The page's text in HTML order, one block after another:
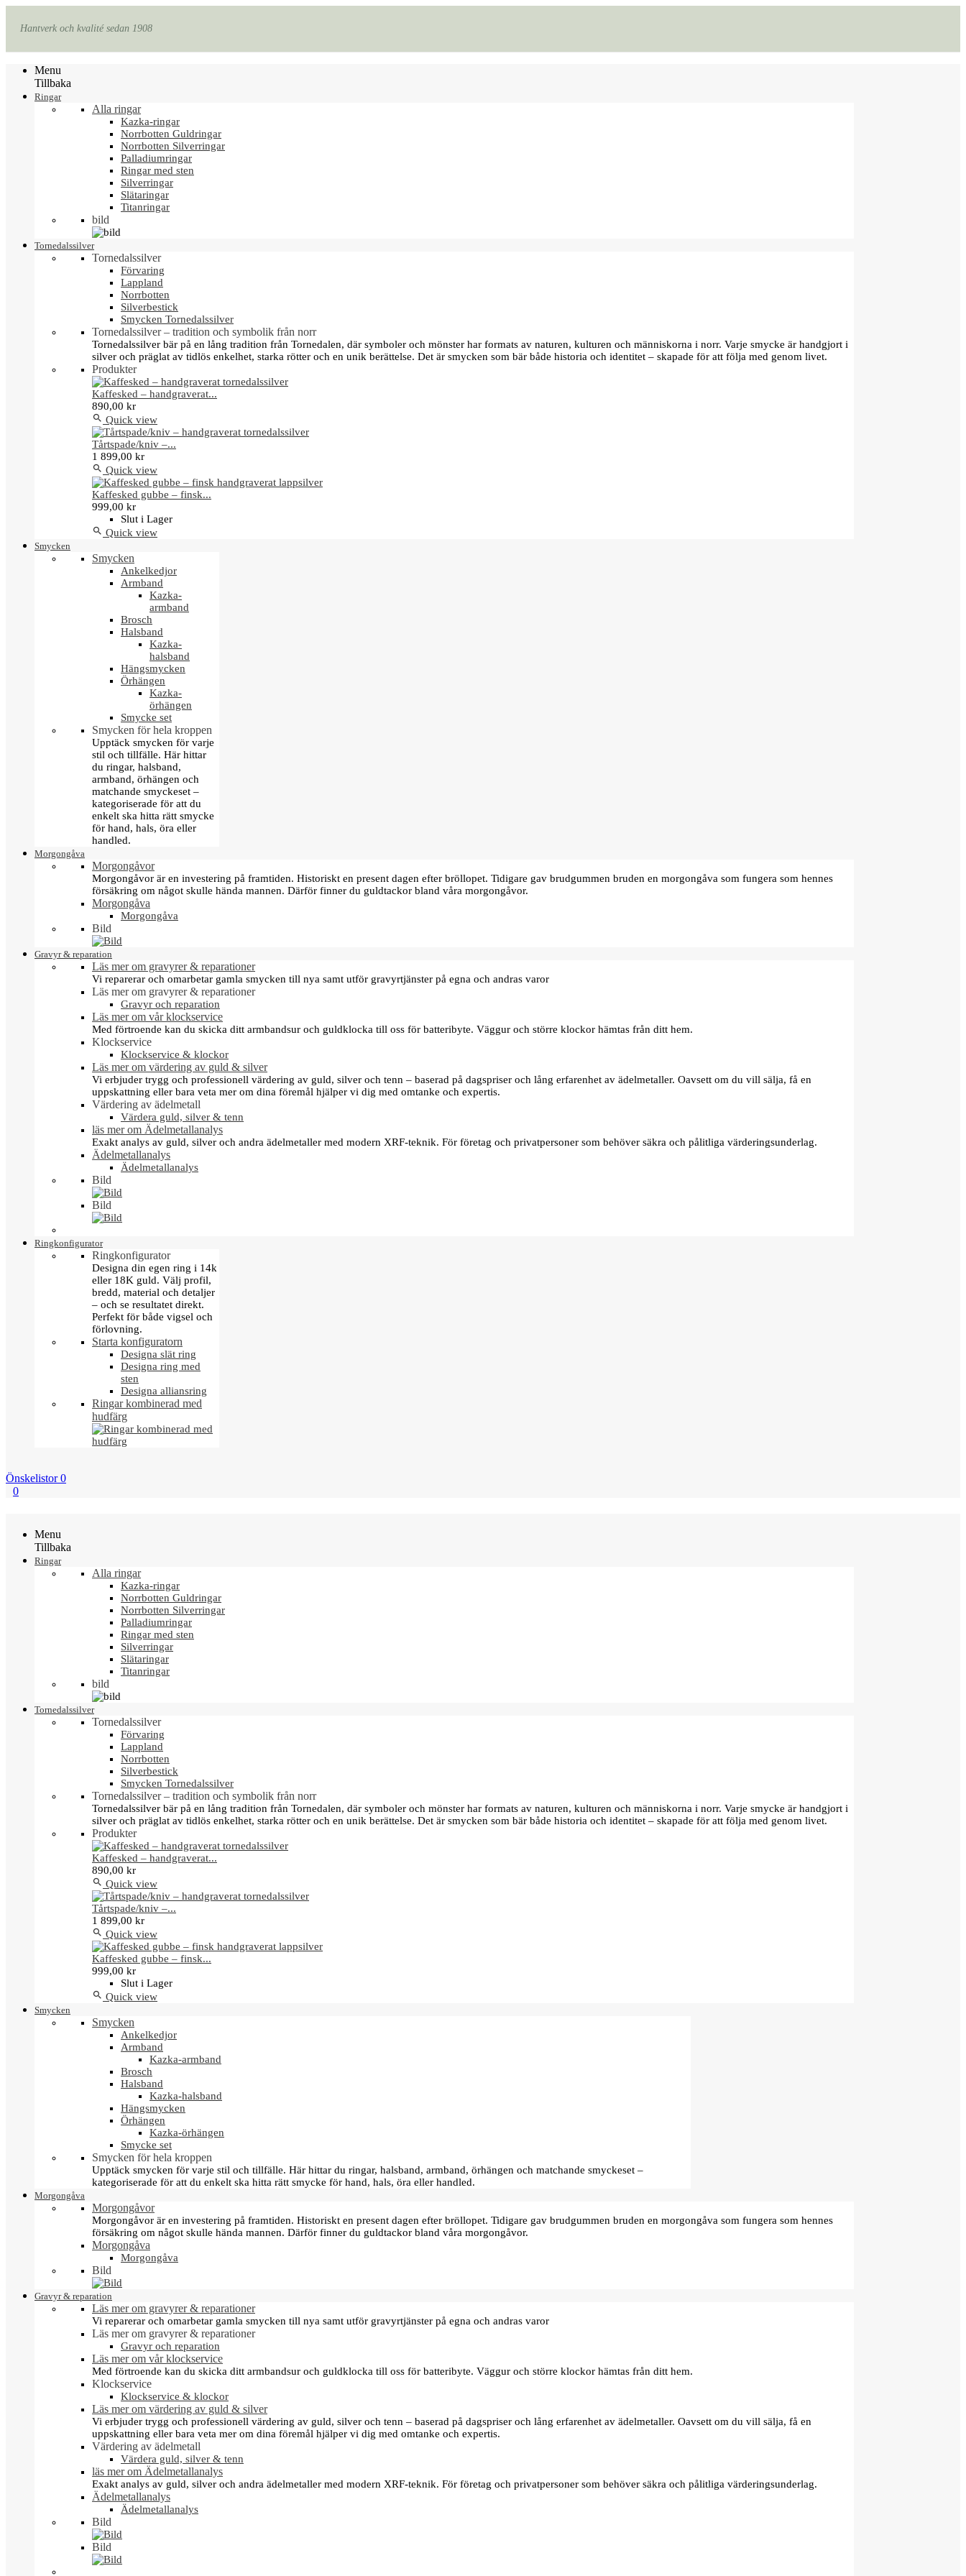
Hantverk och kvalité sedan 1908
Menu
Tillbaka
Ringar
Alla ringar
Kazka-ringar
Norrbotten Guldringar
Norrbotten Silverringar
Palladiumringar
Ringar med sten
Silverringar
Slätaringar
Titanringar
bild
Tornedalssilver
Tornedalssilver
Förvaring
Lappland
Norrbotten
Silverbestick
Smycken Tornedalssilver
Tornedalssilver – tradition och symbolik från norr
Tornedalssilver bär på en lång tradition från Tornedalen, där symboler och mönster har formats av naturen, kulturen och människorna i norr. Varje smycke är handgjort i
silver och präglat av tidlös enkelhet, starka rötter och en unik berättelse. Det är smycken som bär både historia och identitet – skapade för att följa med genom livet.
Produkter
Kaffesked – handgraverat...
890,00 kr
 Quick view
Tårtspade/kniv –...
1 899,00 kr
 Quick view
Kaffesked gubbe – finsk...
999,00 kr
Slut i Lager
 Quick view
Smycken
Smycken
Ankelkedjor
Armband
Kazka-
armband
Brosch
Halsband
Kazka-
halsband
Hängsmycken
Örhängen
Kazka-
örhängen
Smycke set
Smycken för hela kroppen
Upptäck smycken för varje
stil och tillfälle. Här hittar
du ringar, halsband,
armband, örhängen och
matchande smyckeset –
kategoriserade för att du
enkelt ska hitta rätt smycke
för hand, hals, öra eller
handled.
Morgongåva
Morgongåvor
Morgongåvor är en investering på framtiden. Historiskt en present dagen efter bröllopet. Tidigare gav brudgummen bruden en morgongåva som fungera som hennes
försäkring om något skulle hända mannen. Därför finner du guldtackor bland våra morgongåvor.
Morgongåva
Morgongåva
Bild
Gravyr & reparation
Läs mer om gravyrer & reparationer
Vi reparerar och omarbetar gamla smycken till nya samt utför gravyrtjänster på egna och andras varor
Läs mer om gravyrer & reparationer
Gravyr och reparation
Läs mer om vår klockservice
Med förtroende kan du skicka ditt armbandsur och guldklocka till oss för batteribyte. Väggur och större klockor hämtas från ditt hem.
Klockservice
Klockservice & klockor
Läs mer om värdering av guld & silver
Vi erbjuder trygg och professionell värdering av guld, silver och tenn – baserad på dagspriser och lång erfarenhet av ädelmetaller. Oavsett om du vill sälja, få en
uppskattning eller bara veta mer om dina föremål hjälper vi dig med omtanke och expertis.
Värdering av ädelmetall
Värdera guld, silver & tenn
läs mer om Ädelmetallanalys
Exakt analys av guld, silver och andra ädelmetaller med modern XRF‑teknik. För företag och privatpersoner som behöver säkra och pålitliga värderingsunderlag.
Ädelmetallanalys
Ädelmetallanalys
Bild
Bild
Ringkonfigurator
Ringkonfigurator
Designa din egen ring i 14k
eller 18K guld. Välj profil,
bredd, material och detaljer
– och se resultatet direkt.
Perfekt för både vigsel och
förlovning.
Starta konfiguratorn
Designa slät ring
Designa ring med
sten
Designa alliansring
Ringar kombinerad med
hudfärg
Önskelistor 0
0
Menu
Tillbaka
Ringar
Alla ringar
Kazka-ringar
Norrbotten Guldringar
Norrbotten Silverringar
Palladiumringar
Ringar med sten
Silverringar
Slätaringar
Titanringar
bild
Tornedalssilver
Tornedalssilver
Förvaring
Lappland
Norrbotten
Silverbestick
Smycken Tornedalssilver
Tornedalssilver – tradition och symbolik från norr
Tornedalssilver bär på en lång tradition från Tornedalen, där symboler och mönster har formats av naturen, kulturen och människorna i norr. Varje smycke är handgjort i
silver och präglat av tidlös enkelhet, starka rötter och en unik berättelse. Det är smycken som bär både historia och identitet – skapade för att följa med genom livet.
Produkter
Kaffesked – handgraverat...
890,00 kr
 Quick view
Tårtspade/kniv –...
1 899,00 kr
 Quick view
Kaffesked gubbe – finsk...
999,00 kr
Slut i Lager
 Quick view
Smycken
Smycken
Ankelkedjor
Armband
Kazka-armband
Brosch
Halsband
Kazka-halsband
Hängsmycken
Örhängen
Kazka-örhängen
Smycke set
Smycken för hela kroppen
Upptäck smycken för varje stil och tillfälle. Här hittar du ringar, halsband, armband, örhängen och matchande smyckeset –
kategoriserade för att du enkelt ska hitta rätt smycke för hand, hals, öra eller handled.
Morgongåva
Morgongåvor
Morgongåvor är en investering på framtiden. Historiskt en present dagen efter bröllopet. Tidigare gav brudgummen bruden en morgongåva som fungera som hennes
försäkring om något skulle hända mannen. Därför finner du guldtackor bland våra morgongåvor.
Morgongåva
Morgongåva
Bild
Gravyr & reparation
Läs mer om gravyrer & reparationer
Vi reparerar och omarbetar gamla smycken till nya samt utför gravyrtjänster på egna och andras varor
Läs mer om gravyrer & reparationer
Gravyr och reparation
Läs mer om vår klockservice
Med förtroende kan du skicka ditt armbandsur och guldklocka till oss för batteribyte. Väggur och större klockor hämtas från ditt hem.
Klockservice
Klockservice & klockor
Läs mer om värdering av guld & silver
Vi erbjuder trygg och professionell värdering av guld, silver och tenn – baserad på dagspriser och lång erfarenhet av ädelmetaller. Oavsett om du vill sälja, få en
uppskattning eller bara veta mer om dina föremål hjälper vi dig med omtanke och expertis.
Värdering av ädelmetall
Värdera guld, silver & tenn
läs mer om Ädelmetallanalys
Exakt analys av guld, silver och andra ädelmetaller med modern XRF‑teknik. För företag och privatpersoner som behöver säkra och pålitliga värderingsunderlag.
Ädelmetallanalys
Ädelmetallanalys
Bild
Bild